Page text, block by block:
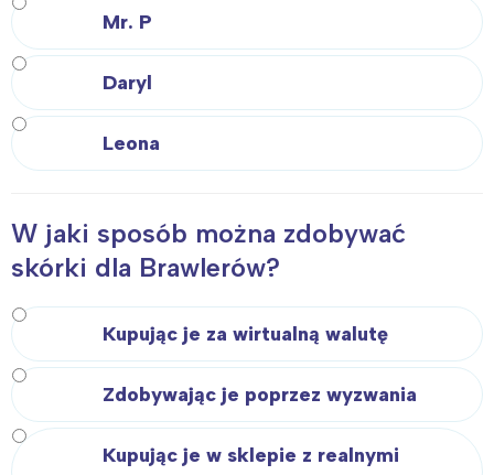
Mr. P
Daryl
Leona
W jaki sposób można zdobywać
skórki dla Brawlerów?
Kupując je za wirtualną walutę
Zdobywając je poprzez wyzwania
Kupując je w sklepie z realnymi